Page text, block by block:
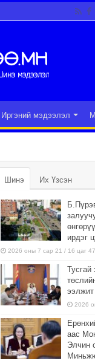
Иргэний мэдээлэл
Шинэ Их Үзсэн
ирдэг
2026 оны 7 сар 21 / 16 цаг
Тусгай
2026
аас
Элчин